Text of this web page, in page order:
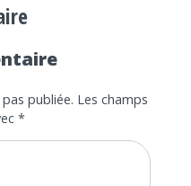
publiée. Les champs
*